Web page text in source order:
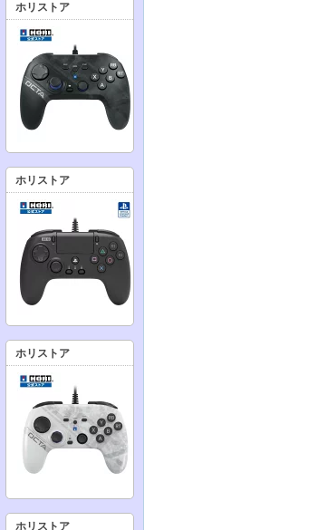
ホリストア
ホリストア
ホリストア
ホリストア